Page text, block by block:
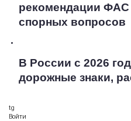
рекомендации ФАС
спорных вопросов
В России с 2026
дорожные знаки,
tg
Войти